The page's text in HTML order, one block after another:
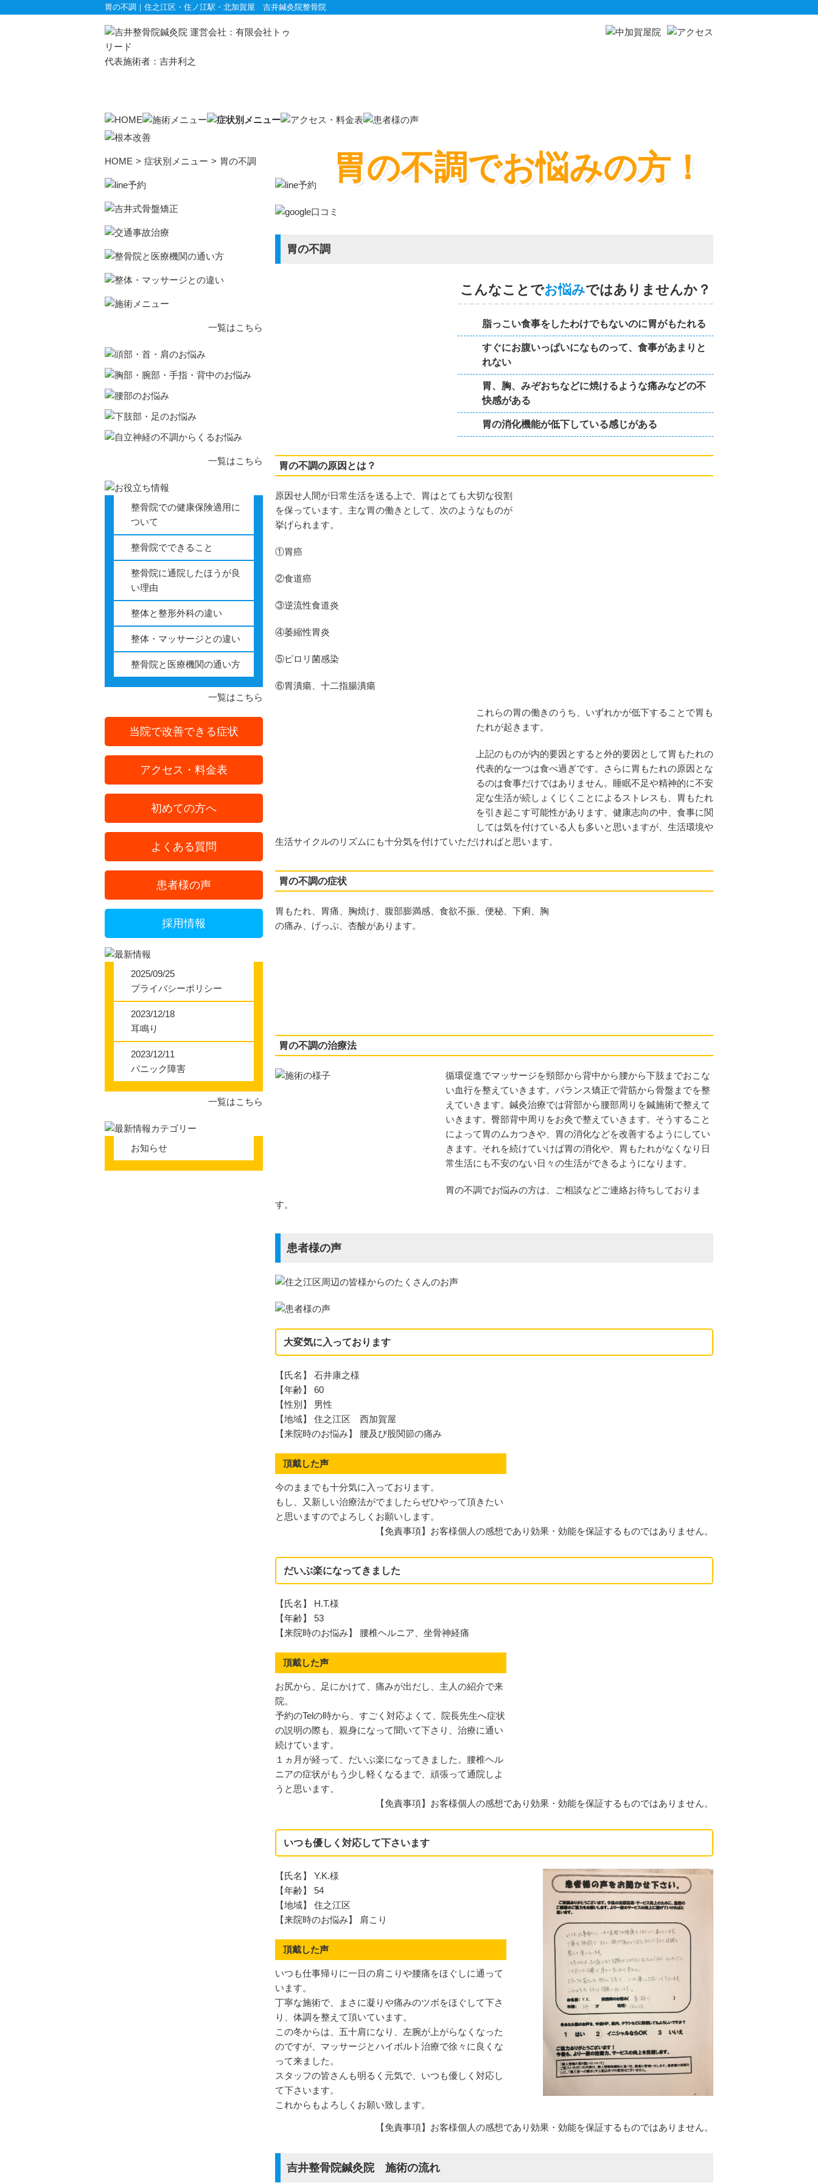
胃の不調｜住之江区・住ノ江駅・北加賀屋 吉井鍼灸院整骨院
運営会社：有限会社トゥ
リード
代表施術者：吉井利之
ストレートネック
四十肩・五十肩
寝違え
胸部・腕部・手指・背中のお悩み
胃の不調
へバーデン結節
肋間神経痛施術
側弯症
腰部のお悩み
腰椎すべり症
腰痛
椎間板ヘルニア
変形性股関節症
変形性膝関節症
自立神経の不調からくるお悩み
慢性疲労症候群
睡眠時疲労性症候群
胃の不調でお悩みの方！
HOME > 症状別メニュー > 胃の不調
胃の不調
こんなことでお悩みではありませんか？
脂っこい食事をしたわけでもないのに胃がもたれる
すぐにお腹いっぱいになものって、食事があまりと
れない
胃、胸、みぞおちなどに焼けるような痛みなどの不
快感がある
胃の消化機能が低下している感じがある
胃の不調の原因とは？
原因せ人間が日常生活を送る上で、胃はとても大切な役割
を保っています。主な胃の働きとして、次のようなものが
挙げられます。
①胃癌
②食道癌
③逆流性食道炎
④萎縮性胃炎
⑤ピロリ菌感染
⑥胃潰瘍、十二指腸潰瘍
これらの胃の働きのうち、いずれかが低下することで胃も
たれが起きます。
上記のものが内的要因とすると外的要因として胃もたれの
代表的な一つは食べ過ぎです。さらに胃もたれの原因とな
るのは食事だけではありません。睡眠不足や精神的に不安
定な生活が続しょくじくことによるストレスも、胃もたれ
を引き起こす可能性があります。健康志向の中、食事に関
しては気を付けている人も多いと思いますが、生活環境や
生活サイクルのリズムにも十分気を付けていただければと思います。
胃の不調の症状
胃もたれ、胃痛、胸焼け、腹部膨満感、食欲不振、便秘、下痢、胸
の痛み、げっぷ、杏酸があります。
胃の不調の治療法
循環促進でマッサージを頸部から背中から腰から下肢までおこな
い血行を整えていきます。バランス矯正で背筋から骨盤までを整
えていきます。鍼灸治療では背部から腰部周りを鍼施術で整えて
いきます。臀部背中周りをお灸で整えていきます。そうすること
によって胃のムカつきや、胃の消化などを改善するようにしてい
きます。それを続けていけば胃の消化や、胃もたれがなくなり日
常生活にも不安のない日々の生活ができるようになります。
胃の不調でお悩みの方は、ご相談などご連絡お待ちしておりま
す。
患者様の声
大変気に入っております
【氏名】 石井康之様
【年齢】 60
【性別】 男性
【地域】 住之江区 西加賀屋
【来院時のお悩み】 腰及び股関節の痛み
頂戴した声
今のままでも十分気に入っております。
もし、又新しい治療法がでましたらぜひやって頂きたい
と思いますのでよろしくお願いします。
【免責事項】お客様個人の感想であり効果・効能を保証するものではありません。
だいぶ楽になってきました
【氏名】 H.T.様
【年齢】 53
【来院時のお悩み】 腰椎ヘルニア、坐骨神経痛
頂戴した声
お尻から、足にかけて、痛みが出だし、主人の紹介で来
院。
予約のTelの時から、すごく対応よくて、院長先生へ症状
の説明の際も、親身になって聞いて下さり、治療に通い
続けています。
１ヵ月が経って、だいぶ楽になってきました。腰椎ヘル
ニアの症状がもう少し軽くなるまで、頑張って通院しよ
うと思います。
【免責事項】お客様個人の感想であり効果・効能を保証するものではありません。
いつも優しく対応して下さいます
【氏名】 Y.K.様
【年齢】 54
【地域】 住之江区
【来院時のお悩み】 肩こり
頂戴した声
いつも仕事帰りに一日の肩こりや腰痛をほぐしに通って
います。
丁寧な施術で、まさに凝りや痛みのツボをほぐして下さ
り、体調を整えて頂いています。
この冬からは、五十肩になり、左腕が上がらなくなった
のですが、マッサージとハイボルト治療で徐々に良くな
って来ました。
スタッフの皆さんも明るく元気で、いつも優しく対応し
て下さいます。
これからもよろしくお願い致します。
【免責事項】お客様個人の感想であり効果・効能を保証するものではありません。
吉井整骨院鍼灸院 施術の流れ
一覧はこちら
一覧はこちら
整骨院での健康保険適用に
ついて
整骨院でできること
整骨院に通院したほうが良
い理由
整体と整形外科の違い
整体・マッサージとの違い
整骨院と医療機関の通い方
一覧はこちら
当院で改善できる症状
アクセス・料金表
初めての方へ
よくある質問
患者様の声
採用情報
2025/09/25
プライバシーポリシー
2023/12/18
耳鳴り
2023/12/11
パニック障害
一覧はこちら
お知らせ